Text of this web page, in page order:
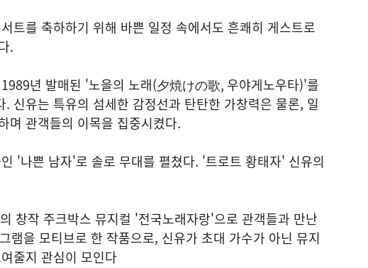
트를 축하하기 위해 바쁜 일정 속에서도 흔쾌히 게스트로
.
년 발매된 '노을의 노래(夕焼けの歌, 우야게노우타)'를
신유는 특유의 섬세한 감정선과 탄탄한 가창력은 물론, 일
며 관객들의 이목을 집중시켰다.
'나쁜 남자'로 솔로 무대를 펼쳤다. '트로트 황태자' 신유의
창작 주크박스 뮤지컬 '전국노래자랑'으로 관객들과 만난
램을 모티브로 한 작품으로, 신유가 초대 가수가 아닌 뮤지
줄지 관심이 모인다